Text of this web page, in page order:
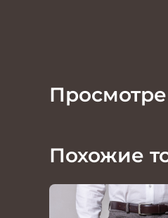
Похожие